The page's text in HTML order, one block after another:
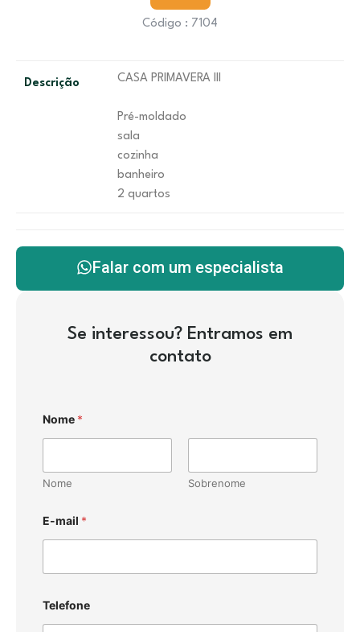
Código : 7104
Descrição CASA PRIMAVERA III
Pré-moldado
sala
cozinha
banheiro
2 quartos
Falar com um especialista
Se interessou? Entramos em
contato
Nome *
Nome Sobrenome
E-mail *
Telefone